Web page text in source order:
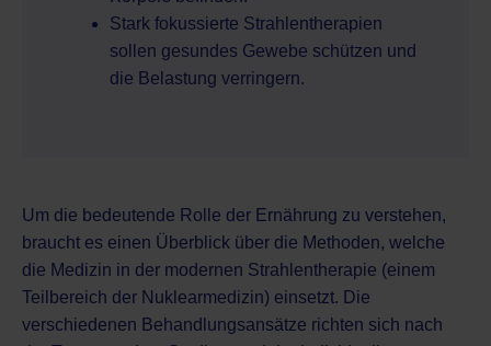
Stark fokussierte Strahlentherapien
sollen gesundes Gewebe schützen und
die Belastung verringern.
Um die bedeutende Rolle der Ernährung zu verstehen,
braucht es einen Überblick über die Methoden, welche
die Medizin in der modernen Strahlentherapie (einem
Teilbereich der Nuklearmedizin) einsetzt. Die
verschiedenen Behandlungsansätze richten sich nach